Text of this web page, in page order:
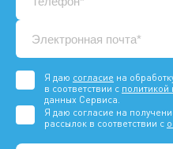
Я даю согласие на
в соответствии с политикой
данных Сервиса.
Я даю согласие на
рассылок в соответствии с